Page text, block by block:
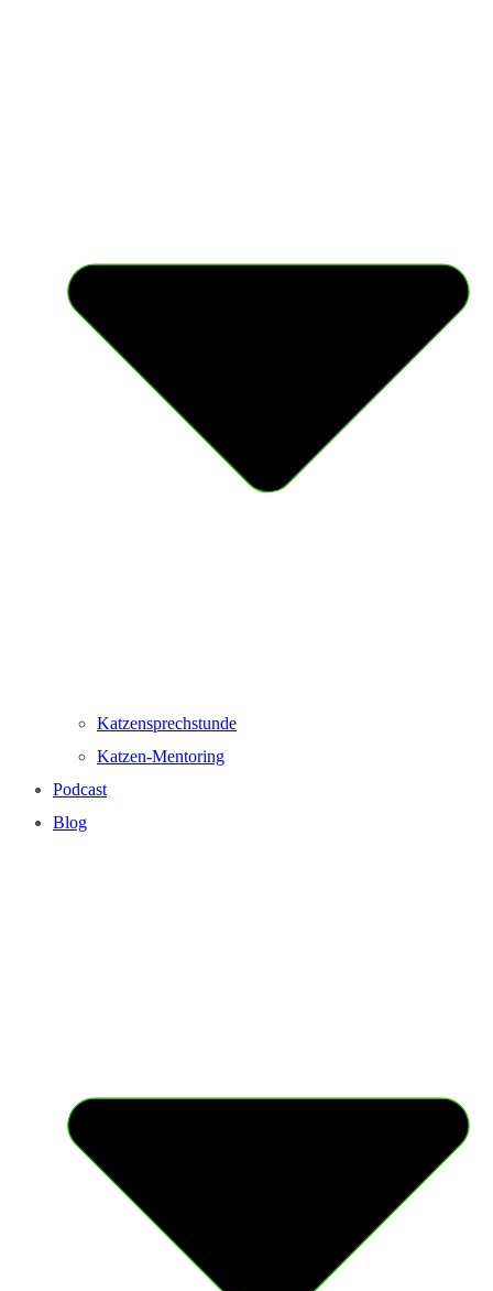
Katzensprechstunde
Katzen-Mentoring
Podcast
Blog